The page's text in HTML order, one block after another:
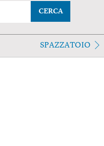
CERCA
SPAZZATOIO